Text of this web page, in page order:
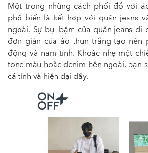
Một trong những cách phối đồ với
phổ biến là kết hợp với quần jeans
ngoài. Sự bụi bặm của quần jeans đi
đơn giản của áo thun trắng tạo nên
động và nam tính. Khoác nhẹ một
tone màu hoặc denim bên ngoài, bạn
cá tính và hiện đại đấy.